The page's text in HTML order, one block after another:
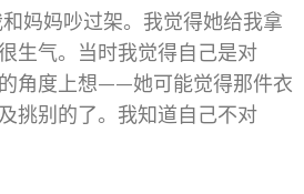
妈妈吵过架。我觉得她给我拿
生气。当时我觉得自己是对
角度上想——她可能觉得那件衣
挑别的了。我知道自己不对